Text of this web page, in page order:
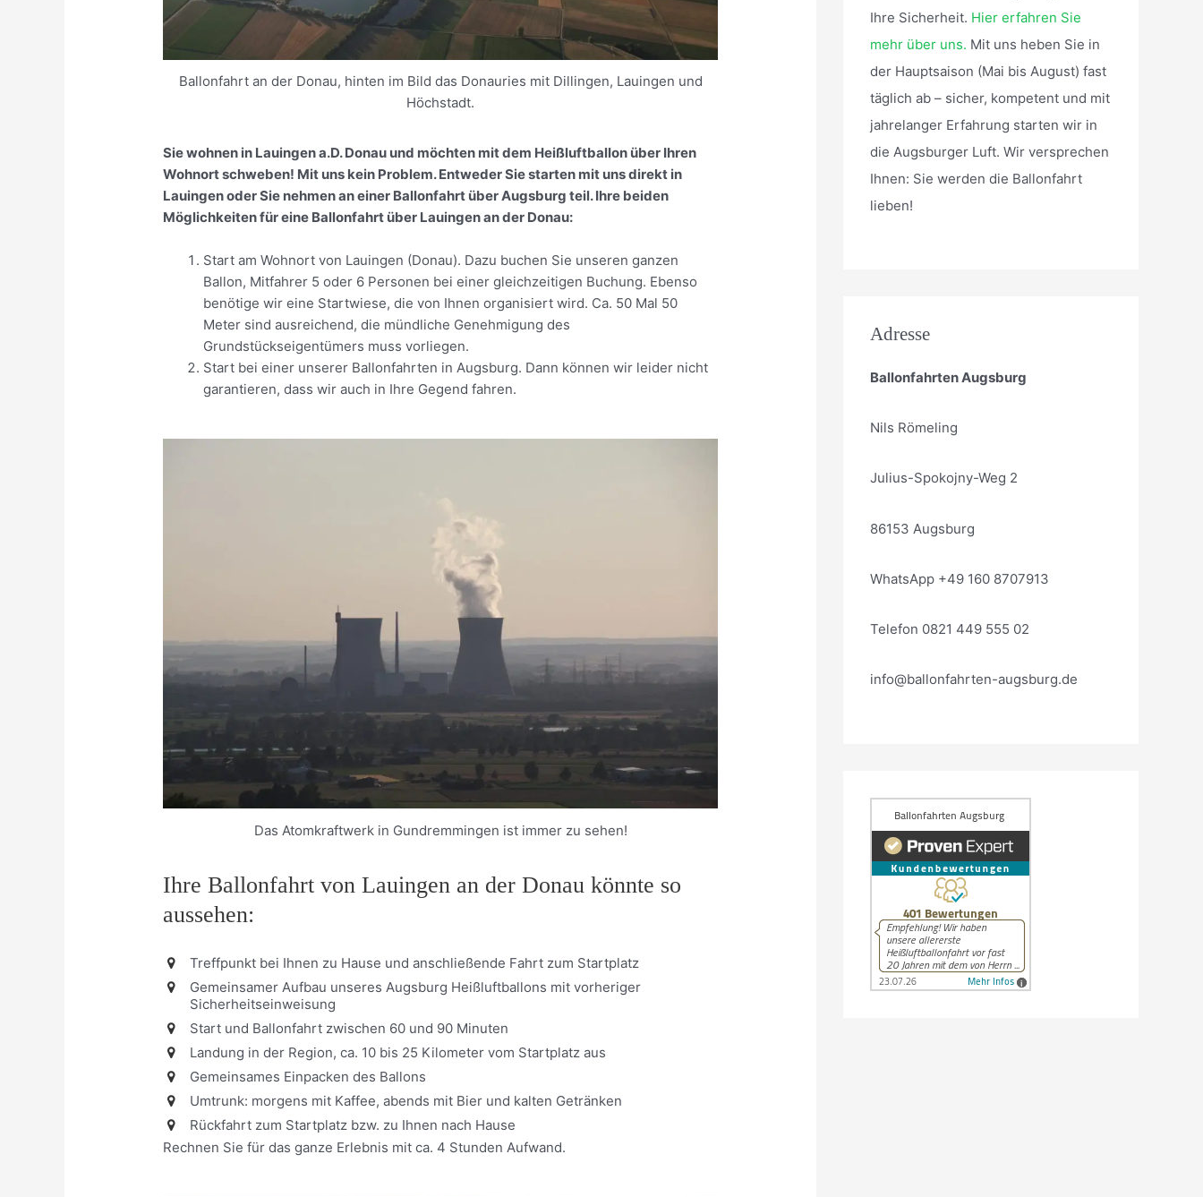
Ballonfahrt an der Donau, hinten im Bild das Donauries mit Dillingen, Lauingen und
Höchstadt.
Sie wohnen in Lauingen a.D. Donau und möchten mit dem Heißluftballon über Ihren
Wohnort schweben! Mit uns kein Problem. Entweder Sie starten mit uns direkt in
Lauingen oder Sie nehmen an einer Ballonfahrt über Augsburg teil. Ihre beiden
Möglichkeiten für eine Ballonfahrt über Lauingen an der Donau:
Start am Wohnort von Lauingen (Donau). Dazu buchen Sie unseren ganzen
Ballon, Mitfahrer 5 oder 6 Personen bei einer gleichzeitigen Buchung. Ebenso
benötige wir eine Startwiese, die von Ihnen organisiert wird. Ca. 50 Mal 50
Meter sind ausreichend, die mündliche Genehmigung des
Grundstückseigentümers muss vorliegen.
Start bei einer unserer Ballonfahrten in Augsburg. Dann können wir leider nicht
garantieren, dass wir auch in Ihre Gegend fahren.
Das Atomkraftwerk in Gundremmingen ist immer zu sehen!
Ihre Ballonfahrt von Lauingen an der Donau könnte so
aussehen:
Treffpunkt bei Ihnen zu Hause und anschließende Fahrt zum Startplatz
Gemeinsamer Aufbau unseres Augsburg Heißluftballons mit vorheriger
Sicherheitseinweisung
Start und Ballonfahrt zwischen 60 und 90 Minuten
Landung in der Region, ca. 10 bis 25 Kilometer vom Startplatz aus
Gemeinsames Einpacken des Ballons
Umtrunk: morgens mit Kaffee, abends mit Bier und kalten Getränken
Rückfahrt zum Startplatz bzw. zu Ihnen nach Hause
Rechnen Sie für das ganze Erlebnis mit ca. 4 Stunden Aufwand.
Ihre Sicherheit. Hier erfahren Sie
mehr über uns. Mit uns heben Sie in
der Hauptsaison (Mai bis August) fast
täglich ab – sicher, kompetent und mit
jahrelanger Erfahrung starten wir in
die Augsburger Luft. Wir versprechen
Ihnen: Sie werden die Ballonfahrt
lieben!
Adresse
Ballonfahrten Augsburg
Nils Römeling
Julius-Spokojny-Weg 2
86153 Augsburg
WhatsApp +49 160 8707913
Telefon 0821 449 555 02
info@ballonfahrten-augsburg.de